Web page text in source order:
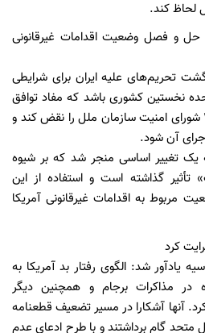
حل و فصل وضعیت اقدامات غیرقانونی
تحریم‌های علیه ایران برای شرایطی
نخستین کشوری باشد که مفاد توافق
هسته‌ای و مفاد قطعنامه ۲۲۳۱ شورای امنیت سازمان ملل را نقض کند و
آن شود.
تغییر اساسی منجر شد که بر شیوه
تأثیر گذاشته است و استفاده از این
به اقدامات غیرقانونی آمریکا
کرد
یادآور شد: الگوی رفتار بد آمریکا به
در مذاکرات برجام و همچنین دیگر
آنها آشکارا در مسیر تضعیف قطعنامه
متحد گام برداشتند و با طرح ادعای عدم